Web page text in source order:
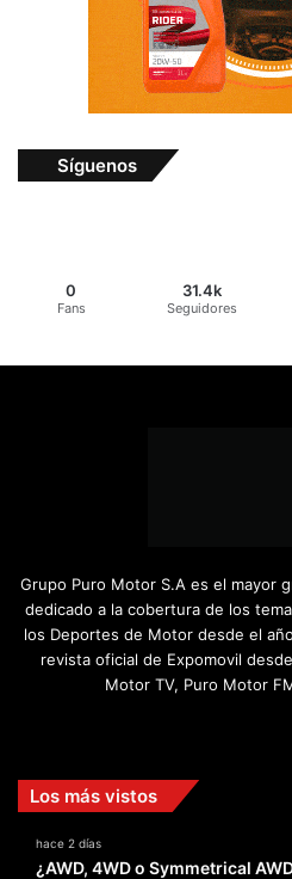
Síguenos
0
Fans
31.4k
Seguidores
Grupo Puro Motor S.A es el mayor
dedicado a la cobertura de los
los Deportes de Motor desde el
revista oficial de Expomovil
Motor TV, Puro Motor
Los más vistos
hace 2 días
¿AWD, 4WD o Symmetrical